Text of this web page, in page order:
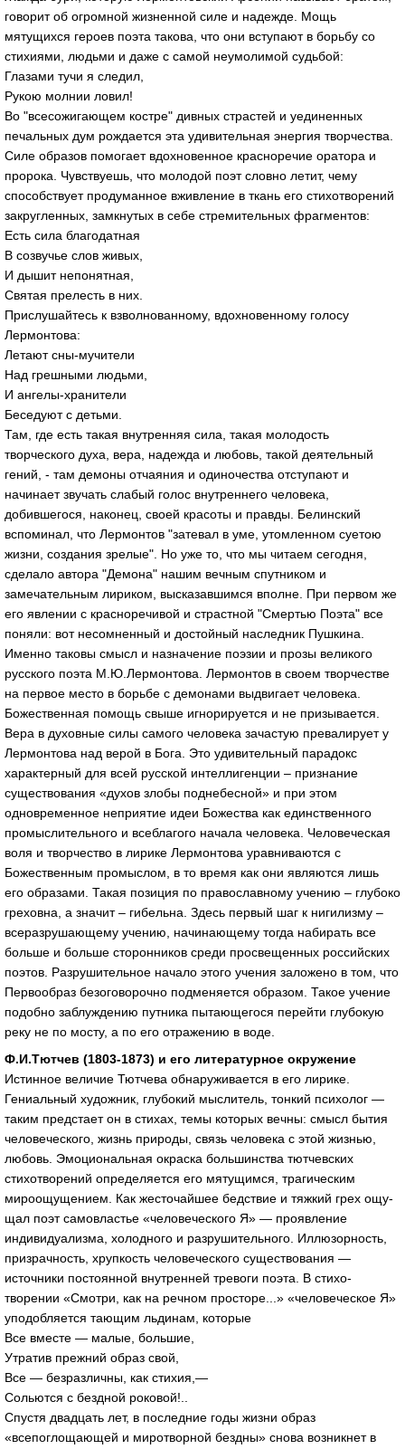
говорит об огромной жизненной силе и надежде. Мощь
мятущихся героев поэта такова, что они вступают в борьбу со
стихиями, людьми и даже с самой неумолимой судьбой:
Глазами тучи я следил,
Рукою молнии ловил!
Во "всесожигающем костре" дивных страстей и уединенных
печальных дум рождается эта удивительная энергия творчества.
Силе образов помогает вдохновенное красноречие оратора и
пророка. Чувствуешь, что молодой поэт словно летит, чему
способствует продуманное вживление в ткань его стихотворений
закругленных, замкнутых в себе стремительных фрагментов:
Есть сила благодатная
В созвучье слов живых,
И дышит непонятная,
Святая прелесть в них.
Прислушайтесь к взволнованному, вдохновенному голосу
Лермонтова:
Летают сны-мучители
Над грешными людьми,
И ангелы-хранители
Беседуют с детьми.
Там, где есть такая внутренняя сила, такая молодость
творческого духа, вера, надежда и любовь, такой деятельный
гений, - там демоны отчаяния и одиночества отступают и
начинает звучать слабый голос внутреннего человека,
добившегося, наконец, своей красоты и правды. Белинский
вспоминал, что Лермонтов "затевал в уме, утомленном суетою
жизни, создания зрелые". Но уже то, что мы читаем сегодня,
сделало автора "Демона" нашим вечным спутником и
замечательным лириком, высказавшимся вполне. При первом же
его явлении с красноречивой и страстной "Смертью Поэта" все
поняли: вот несомненный и достойный наследник Пушкина.
Именно таковы смысл и назначение поэзии и прозы великого
русского поэта М.Ю.Лермонтова. Лермонтов в своем творчестве
на первое место в борьбе с демонами выдвигает человека.
Божественная помощь свыше игнорируется и не призывается.
Вера в духовные силы самого человека зачастую превалирует у
Лермонтова над верой в Бога. Это удивительный парадокс
характерный для всей русской интеллигенции – признание
существования «духов злобы поднебесной» и при этом
одновременное неприятие идеи Божества как единственного
промыслительного и всеблагого начала человека. Человеческая
воля и творчество в лирике Лермонтова уравниваются с
Божественным промыслом, в то время как они являются лишь
его образами. Такая позиция по православному учению – глубоко
греховна, а значит – гибельна. Здесь первый шаг к нигилизму –
всеразрушающему учению, начинающему тогда набирать все
больше и больше сторонников среди просвещенных российских
поэтов. Разрушительное начало этого учения заложено в том, что
Первообраз безоговорочно подменяется образом. Такое учение
подобно заблуждению путника пытающегося перейти глубокую
реку не по мосту, а по его отражению в воде.
Ф.И.Тютчев (1803-1873) и его литературное окружение
Истинное величие Тютчева обнаруживается в его лирике.
Гениальный художник, глубокий мыслитель, тонкий психолог —
таким предстает он в стихах, темы которых вечны: смысл бытия
человеческого, жизнь при­роды, связь человека с этой жизнью,
любовь. Эмоцио­нальная окраска большинства тютчевских
стихотворе­ний определяется его мятущимся, трагическим
мироощущением. Как жесточайшее бедствие и тяжкий грех ощу­
щал поэт самовластье «человеческого Я» — проявление
индивидуализма, холодного и разрушительного. Иллюзорность,
призрачность, хрупкость человеческого существования —
источники постоянной внутренней тревоги поэта. В стихо­
творении «Смотри, как на речном просторе...» «чело­веческое Я»
уподобляется тающим льдинам, которые
Все вместе — малые, большие,
Утратив прежний образ свой,
Все — безразличны, как стихия,—
Сольются с бездной роковой!..
Спустя двадцать лет, в последние годы жизни образ
«всепоглощающей и миротворной бездны» снова воз­никнет в